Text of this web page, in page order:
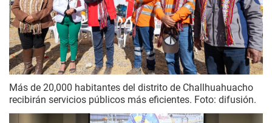
Más de 20,000 habitantes del distrito de Challhuahuacho
recibirán servicios públicos más eficientes. Foto: difusión.